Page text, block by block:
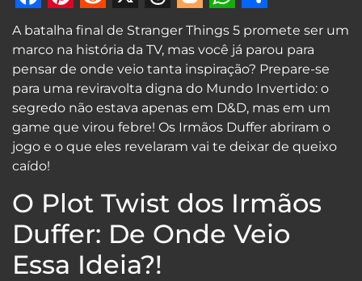
Facebook
Pinterest
Reddit
X Threads
Blogger
WhatsApp
Share
A batalha final de Stranger Things 5 promete ser um
marco na história da TV, mas você já parou para
pensar de onde veio tanta inspiração? Prepare-se
para uma reviravolta digna do Mundo Invertido: o
segredo não estava apenas em D&D, mas em um
game que virou febre! Os Irmãos Duffer abriram o
jogo e o que eles revelaram vai te deixar de queixo
caído!
O Plot Twist dos Irmãos
Duffer: De Onde Veio
Essa Ideia?!